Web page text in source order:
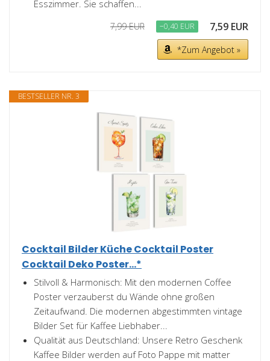
Esszimmer. Sie schaffen...
7,99 EUR −0,40 EUR 7,59 EUR
*Zum Angebot »
BESTSELLER NR. 3
Cocktail Bilder Küche Cocktail Poster
Cocktail Deko Poster...*
Stilvoll & Harmonisch: Mit den modernen Coffee
Poster verzauberst du Wände ohne großen
Zeitaufwand. Die modernen abgestimmten vintage
Bilder Set für Kaffee Liebhaber...
Qualität aus Deutschland: Unsere Retro Geschenk
Kaffee Bilder werden auf Foto Pappe mit matter